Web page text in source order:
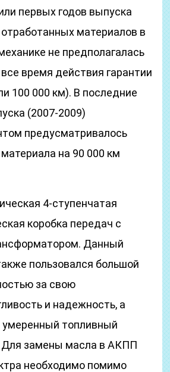
первых годов выпуска
материалов в
не предполагалась
время действия гарантии
100 000 км). В последние
(2007-2009)
предусматривалось
на 90 000 км
4-ступенчатая
коробка передач с
Данный
пользовался большой
за свою
и надежность, а
умеренный топливный
Для замены масла в АКПП
необходимо помимо